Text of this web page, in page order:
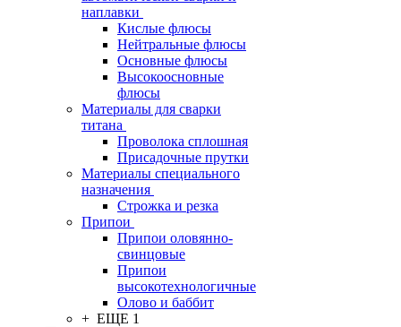
наплавки
Кислые флюсы
Нейтральные флюсы
Основные флюсы
Высокоосновные
флюсы
Материалы для сварки
титана
Проволока сплошная
Присадочные прутки
Материалы специального
назначения
Строжка и резка
Припои
Припои оловянно-
свинцовые
Припои
высокотехнологичные
Олово и баббит
+ ЕЩЕ 1